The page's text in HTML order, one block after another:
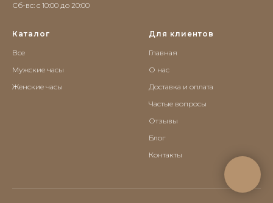
Сб-вс: c 10:00 до 20:00
Каталог
Все
Мужские часы
Женские часы
Для клиентов
Главная
О нас
Доставка и оплата
Частые вопросы
Отзывы
Блог
Контакты